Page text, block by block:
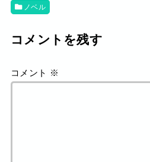
ノベル
コメントを残す
コメント ※